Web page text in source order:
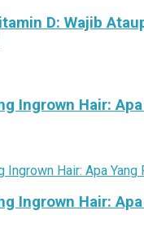
D: Wajib
Ingrown Hair:
Ingrown Hair: